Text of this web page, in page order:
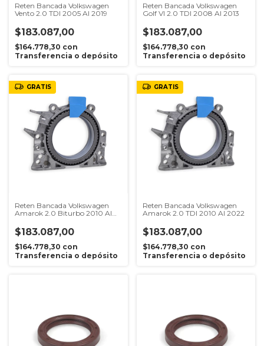
Reten Bancada Volkswagen
Vento 2.0 TDI 2005 Al 2019
$183.087,00
$164.778,30 con
Transferencia o depósito
Reten Bancada Volkswagen
Golf VI 2.0 TDI 2008 Al 2013
$183.087,00
$164.778,30 con
Transferencia o depósito
GRATIS
Reten Bancada Volkswagen
Amarok 2.0 Biturbo 2010 Al
$183.087,00
$164.778,30 con
Transferencia o depósito
GRATIS
Reten Bancada Volkswagen
Amarok 2.0 TDI 2010 Al 2022
$183.087,00
$164.778,30 con
Transferencia o depósito